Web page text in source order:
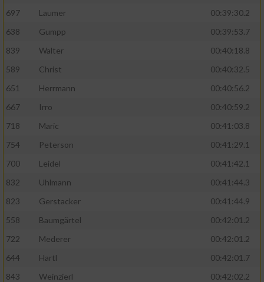
697
Laumer
00:39:30.2
638
Gumpp
00:39:53.7
839
Walter
00:40:18.8
589
Christ
00:40:32.5
651
Herrmann
00:40:56.2
667
Irro
00:40:59.2
718
Maric
00:41:03.8
754
Peterson
00:41:29.1
700
Leidel
00:41:42.1
832
Uhlmann
00:41:44.3
823
Gerstacker
00:41:44.9
558
Baumgärtel
00:42:01.2
722
Mederer
00:42:01.2
644
Hartl
00:42:01.7
843
Weinzierl
00:42:02.2